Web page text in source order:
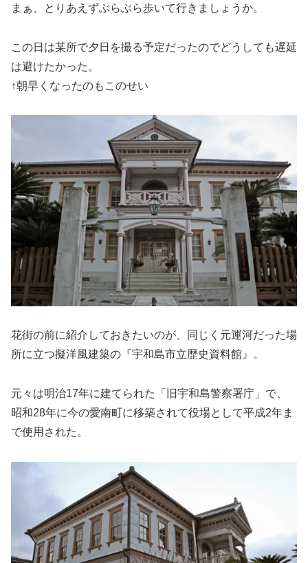
まぁ、とりあえずぶらぶら歩いて行きましょうか。
この日は某所で夕日を撮る予定だったのでどうしても遅延
は避けたかった。
↑朝早くなったのもこのせい
花街の前に紹介しておきたいのが、同じく元運河だった場
所に立つ擬洋風建築の『宇和島市立歴史資料館』。
元々は明治17年に建てられた「旧宇和島警察署庁」で、
昭和28年に今の愛南町に移築されて役場として平成2年ま
で使用された。